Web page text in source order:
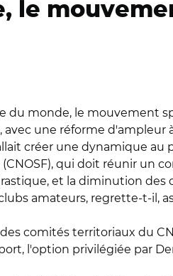
le
du monde, le mouvement
une réforme d'ampleur
créer une dynamique au
qui doit réunir un
et la diminution des
amateurs, regrette-t-il,
comités territoriaux du
l'option privilégiée par